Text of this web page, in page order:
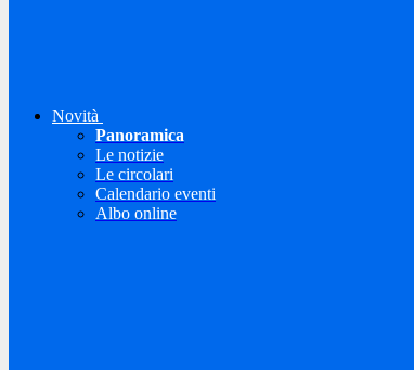
Novità
Panoramica
Le notizie
Le circolari
Calendario eventi
Albo online